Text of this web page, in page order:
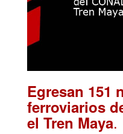
Egresan 151
ferroviarios
el Tren Maya.